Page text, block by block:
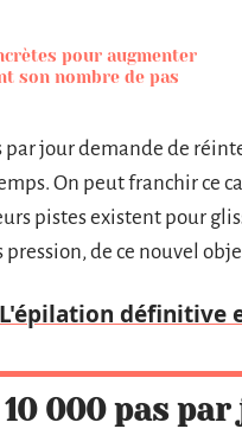
pour augmenter
son nombre de pas
par jour demande de
On peut franchir ce
pistes existent pour
pression, de ce nouvel
L'épilation définitive
000 pas